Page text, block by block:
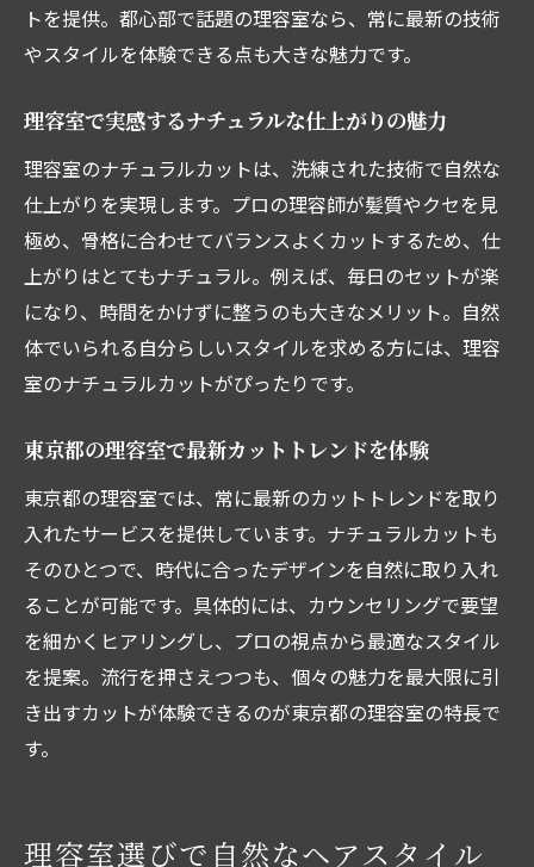
ナチュラルカット重視の理容室選びとは
理容室ごとのサービス内容も要チェック
理容室のナチュラルカットを楽しむコツ
理容室でナチュラルカットを楽しむポイン
ト
ナチュラルに仕上げる理容室のオーダー方
法
理容室で満足度の高いカットを手に入れる
ジ術
理容室のプロに相談して理想の髪型へ
ナチュラルカット後のセルフケアも大切
高級感とコスパで選ぶ理容室の魅力
理容室で高級感とコスパを両立する方法
ハイクオリティな理容室の選び方ガイド
理容室の価格以上の満足感を得るコツ
高級理容室とコスパ重視店の違いを解説
理容室なら女性も安心のナチュラルカット
トを提供。都心部で話題の理容室なら、常に最新の技術
やスタイルを体験できる点も大きな魅力です。
理容室で実感するナチュラルな仕上がりの魅力
理容室のナチュラルカットは、洗練された技術で自然な
仕上がりを実現します。プロの理容師が髪質やクセを見
極め、骨格に合わせてバランスよくカットするため、仕
上がりはとてもナチュラル。例えば、毎日のセットが楽
になり、時間をかけずに整うのも大きなメリット。自然
体でいられる自分らしいスタイルを求める方には、理容
室のナチュラルカットがぴったりです。
東京都の理容室で最新カットトレンドを体験
東京都の理容室では、常に最新のカットトレンドを取り
入れたサービスを提供しています。ナチュラルカットも
そのひとつで、時代に合ったデザインを自然に取り入れ
ることが可能です。具体的には、カウンセリングで要望
を細かくヒアリングし、プロの視点から最適なスタイル
を提案。流行を押さえつつも、個々の魅力を最大限に引
き出すカットが体験できるのが東京都の理容室の特長で
す。
理容室選びで自然なヘアスタイル